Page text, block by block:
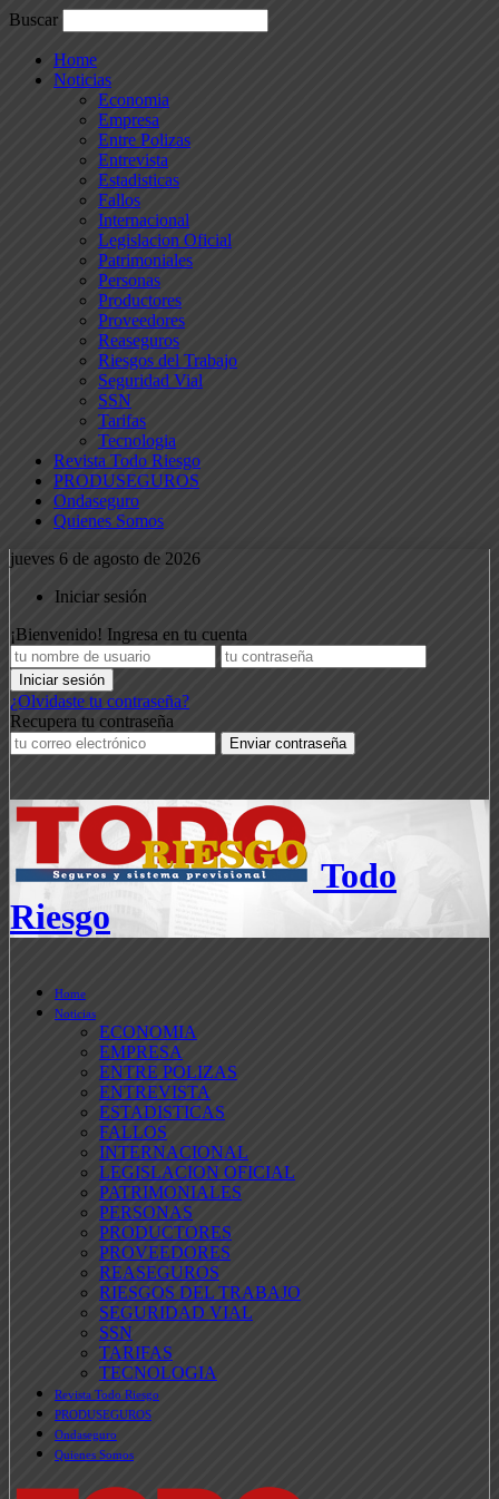
Buscar
Home
Noticias
Economia
Empresa
Entre Polizas
Entrevista
Estadisticas
Fallos
Internacional
Legislacion Oficial
Patrimoniales
Personas
Productores
Proveedores
Reaseguros
Riesgos del Trabajo
Seguridad Vial
SSN
Tarifas
Tecnologia
Revista Todo Riesgo
PRODUSEGUROS
Ondaseguro
Quienes Somos
jueves 6 de agosto de 2026
Iniciar sesión
¡Bienvenido! Ingresa en tu cuenta
¿Olvidaste tu contraseña?
Recupera tu contraseña
Todo
Riesgo
Home
Noticias
ECONOMIA
EMPRESA
ENTRE POLIZAS
ENTREVISTA
ESTADISTICAS
FALLOS
INTERNACIONAL
LEGISLACION OFICIAL
PATRIMONIALES
PERSONAS
PRODUCTORES
PROVEEDORES
REASEGUROS
RIESGOS DEL TRABAJO
SEGURIDAD VIAL
SSN
TARIFAS
TECNOLOGIA
Revista Todo Riesgo
PRODUSEGUROS
Ondaseguro
Quienes Somos